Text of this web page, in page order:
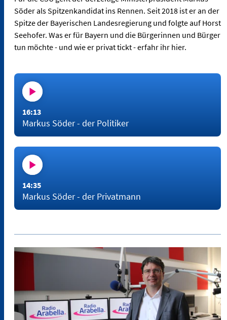
Söder als Spitzenkandidat ins Rennen. Seit 2018 ist er an der
Spitze der Bayerischen Landesregierung und folgte auf Horst
Seehofer. Was er für Bayern und die Bürgerinnen und Bürger
tun möchte - und wie er privat tickt - erfahr ihr hier.
16:13
Markus Söder - der Politiker
14:35
Markus Söder - der Privatmann